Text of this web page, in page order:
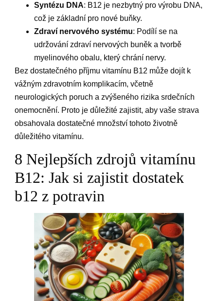
Syntézu DNA: B12 je nezbytný pro výrobu DNA,
což je základní pro nové buňky.
Zdraví nervového systému: Podílí se na
udržování zdraví nervových buněk a tvorbě
myelinového obalu, který chrání nervy.
Bez dostatečného příjmu vitamínu B12 může dojít k
vážným zdravotním komplikacím, včetně
neurologických poruch a zvýšeného rizika srdečních
onemocnění. Proto je důležité zajistit, aby vaše strava
obsahovala dostatečné množství tohoto životně
důležitého vitamínu.
8 Nejlepších zdrojů vitamínu
B12: Jak si zajistit dostatek
b12 z potravin